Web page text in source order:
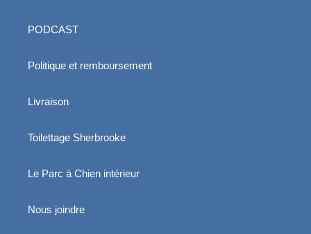
PODCAST
Politique et remboursement
Livraison
Toilettage Sherbrooke
Le Parc à Chien intérieur
Nous joindre